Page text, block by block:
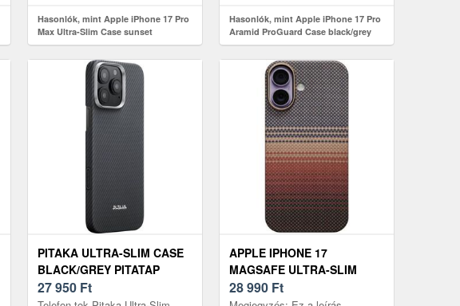
Hasonlók, mint Apple iPhone 17 Pro
Max Ultra-Slim Case sunset
(KI1702SPM)
Hasonlók, mint Apple iPhone 17 Pro
Aramid ProGuard Case black/grey
(KI1701MGP)
PITAKA ULTRA-SLIM CASE
BLACK/GREY PITATAP
IPHONE 16 PRO TOK
27 950 Ft
APPLE IPHONE 17
MAGSAFE ULTRA-SLIM
CASE SUNSET (KI1702)
28 990 Ft